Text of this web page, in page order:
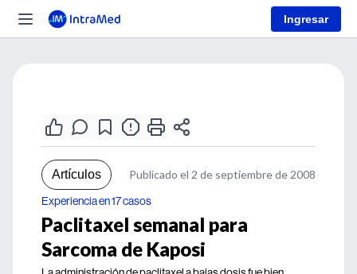
Ingresar
Artículos Publicado el 2 de septiembre de 2008
Experiencia en 17 casos
Paclitaxel semanal para
Sarcoma de Kaposi